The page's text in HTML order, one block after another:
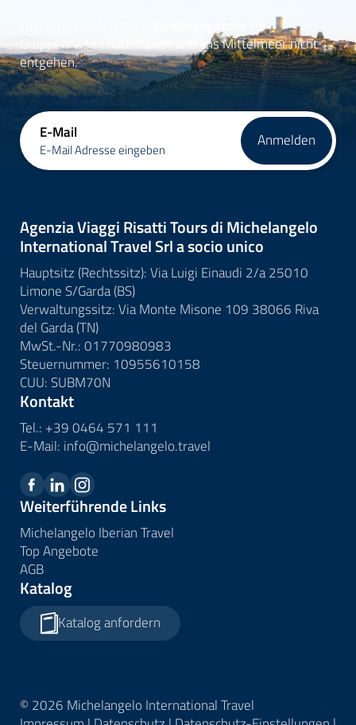
für
Gruppenreisen nach Italien und ans Mittelmeer nicht
entgehen.
E-Mail
E-Mail Adresse eingeben Anmelden
Agenzia Viaggi Risatti Tours di Michelangelo
International Travel Srl a socio unico
Hauptsitz (Rechtssitz): Via Luigi Einaudi 2/a 25010
Limone S/Garda (BS)
Verwaltungssitz: Via Monte Misone 109 38066 Riva
del Garda (TN)
MwSt.-Nr.: 01770980983
Steuernummer: 10955610158
CUU: SUBM70N
Kontakt
Tel.: +39 0464 571 111
E-Mail: info@michelangelo.travel
Weiterführende Links
Michelangelo Iberian Travel
Top Angebote
AGB
Katalog
Katalog anfordern
© 2026 Michelangelo International Travel